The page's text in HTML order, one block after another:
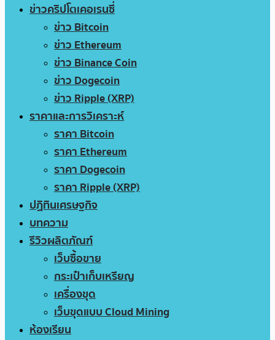
ข่าวคริปโตเคอเรนซี่
ข่าว Bitcoin
ข่าว Ethereum
ข่าว Binance Coin
ข่าว Dogecoin
ข่าว Ripple (XRP)
ราคาและการวิเคราะห์
ราคา Bitcoin
ราคา Ethereum
ราคา Dogecoin
ราคา Ripple (XRP)
ปฏิทินเศรษฐกิจ
บทความ
รีวิวผลิตภัณฑ์
เว็บซื้อขาย
กระเป๋าเก็บเหรียญ
เครื่องขุด
เว็บขุดแบบ Cloud Mining
ห้องเรียน